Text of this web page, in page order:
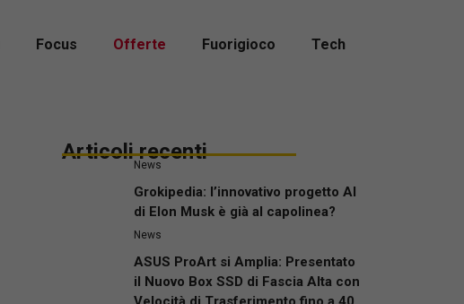
Focus Offerte Fuorigioco Tech
Articoli recenti
News
Grokipedia: l’innovativo progetto AI
di Elon Musk è già al capolinea?
News
ASUS ProArt si Amplia: Presentato
il Nuovo Box SSD di Fascia Alta con